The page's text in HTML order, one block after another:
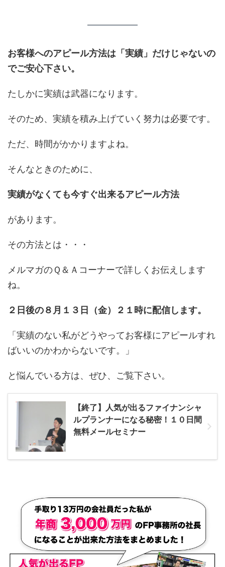
お客様へのアピール方法は「実績」だけじゃないの
でご安心下さい。
たしかに実績は武器になります。
そのため、実績を積み上げていく努力は必要です。
ただ、時間がかかりますよね。
そんなときのために、
実績がなくても今すぐ出来るアピール方法
があります。
その方法とは・・・
メルマガのＱ＆Ａコーナーで詳しくお伝えします
ね。
２日後の８月１３日（金）２１時に配信します。
「実績のない私がどうやってお客様にアピールすれ
ばいいのかわからないです。」
と悩んでいる方は、ぜひ、ご覧下さい。
【終了】人気が出るファイナンシャ
ルプランナーになる秘密！１０日間
無料メールセミナー